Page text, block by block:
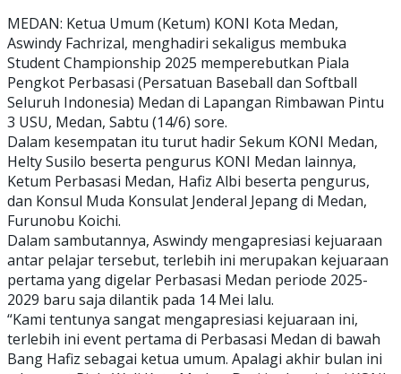
MEDAN: Ketua Umum (Ketum) KONI Kota Medan,
Aswindy Fachrizal, menghadiri sekaligus membuka
Student Championship 2025 memperebutkan Piala
Pengkot Perbasasi (Persatuan Baseball dan Softball
Seluruh Indonesia) Medan di Lapangan Rimbawan Pintu
3 USU, Medan, Sabtu (14/6) sore.
Dalam kesempatan itu turut hadir Sekum KONI Medan,
Helty Susilo beserta pengurus KONI Medan lainnya,
Ketum Perbasasi Medan, Hafiz Albi beserta pengurus,
dan Konsul Muda Konsulat Jenderal Jepang di Medan,
Furunobu Koichi.
Dalam sambutannya, Aswindy mengapresiasi kejuaraan
antar pelajar tersebut, terlebih ini merupakan kejuaraan
pertama yang digelar Perbasasi Medan periode 2025-
2029 baru saja dilantik pada 14 Mei lalu.
“Kami tentunya sangat mengapresiasi kejuaraan ini,
terlebih ini event pertama di Perbasasi Medan di bawah
Bang Hafiz sebagai ketua umum. Apalagi akhir bulan ini